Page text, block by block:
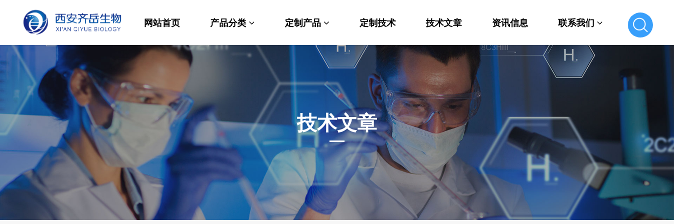
网站首页 产品分类
材料科学
生命科学
发光材料
功能性化学
分析化学
定制产品
纳米材料定制
PEG衍生物
荧光标记定制
MOF材料定制
小分子定制
多肽定制
定制技术 技术文章 资讯信息 联系我们
联系我们
技术文章